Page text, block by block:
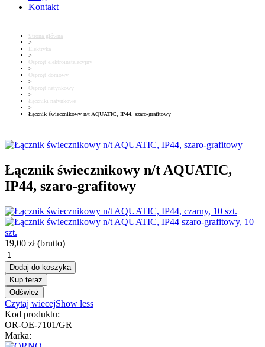
Kontakt
Strona główna
>
Elektryka
>
Osprzęt elektroinstalacyjny
>
Osprzęt domowy
>
Osprzęt natynkowy
>
Łączniki natynkowe
>
Łącznik świecznikowy n/t AQUATIC, IP44, szaro-grafitowy
Łącznik świecznikowy n/t AQUATIC,
IP44, szaro-grafitowy
19,00 zł (brutto)
Dodaj do koszyka
Kup teraz
Czytaj wiecejShow less
Kod produktu:
OR-OE-7101/GR
Marka: